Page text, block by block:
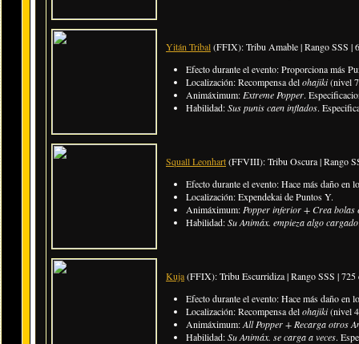
Yitán Tribal(FFIX): Tribu Amable | Rango SSS |
Efecto durante el evento: Proporciona más
Localización:Recompensa delohajiki(nivel
Animáximum: Extreme Popper.
Habilidad:Sus punis caen inflados.
Squall Leonhart(FFVIII): Tribu Oscura | Rango
Efecto durante el evento: Hace más daño en
Localización: Expendekai de Puntos Y.
Animáximum: Popper inferior + Crea bolas
Habilidad:Su Animáx. empieza algo cargado
Kuja(FFIX): Tribu Escurridiza | Rango SSS |
Efecto durante el evento: Hace más daño en
Localización: Recompensa delohajiki(nivel
Animáximum:All Popper + Recarga otros
Habilidad:Su Animáx. se carga a veces.